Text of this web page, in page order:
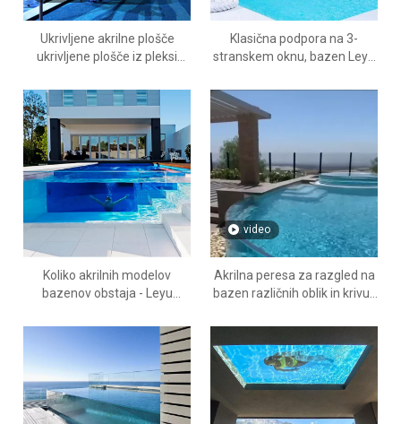
Ukrivljene akrilne plošče
ukrivljene plošče iz pleksi
Klasična podpora na 3-
stranskem oknu, bazen Leyu
najbolj profesionalna - Leyu
Koliko akrilnih modelov
bazenov obstaja - Leyu
video
Akrilna peresa za razgled na
bazen različnih oblik in krivulj
Factory